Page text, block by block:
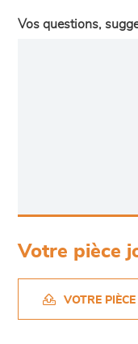
Vos questions,
Votre pièce
VOTRE